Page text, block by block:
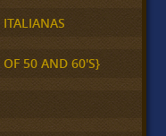
50 AND 60'S}